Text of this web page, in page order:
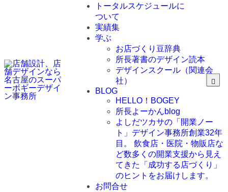
トータルスケジュールに
ついて
実績集
学ぶ
お店づくり豆辞典
所長著書のデザイン読本
デザインスクール（関連会
社）
BLOG
HELLO！BOGEY
所長よーかんblog
よしだツカサの「開業ノー
ト」 デザイン事務所創業32年
目。 飲食店・医院・物販店な
ど数多くの開業支援から見え
てきた「成功する店づくり」
のヒントをお届けします。
お問合せ